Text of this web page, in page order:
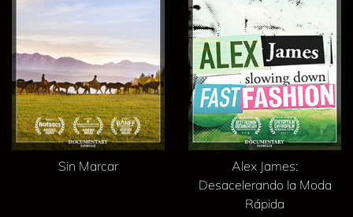
Sin Marcar
Alex James:
Desacelerando la Moda
Rápida